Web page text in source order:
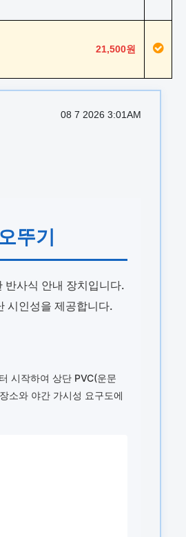
21,500원
08 7 2026 3:01AM
뚜기
반사식 안내 장치입니다.
시인성을 제공합니다.
시작하여 상단 PVC(운문
소와 야간 가시성 요구도에